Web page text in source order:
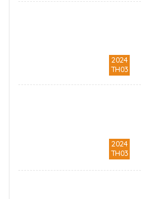
2024
TH03
2024
TH03